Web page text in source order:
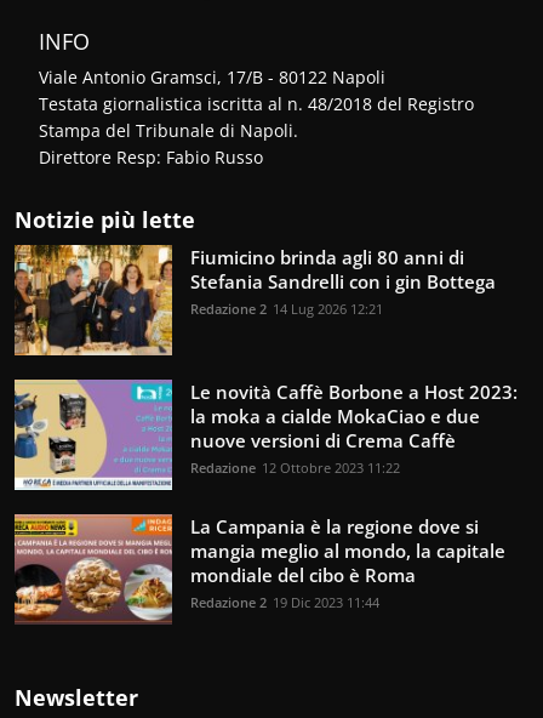
INFO
Viale Antonio Gramsci, 17/B - 80122 Napoli
Testata giornalistica iscritta al n. 48/2018 del Registro
Stampa del Tribunale di Napoli.
Direttore Resp: Fabio Russo
Notizie più lette
Fiumicino brinda agli 80 anni di
Stefania Sandrelli con i gin Bottega
Redazione 2 14 Lug 2026 12:21
Le novità Caffè Borbone a Host 2023:
la moka a cialde MokaCiao e due
nuove versioni di Crema Caffè
Redazione 12 Ottobre 2023 11:22
La Campania è la regione dove si
mangia meglio al mondo, la capitale
mondiale del cibo è Roma
Redazione 2 19 Dic 2023 11:44
Newsletter